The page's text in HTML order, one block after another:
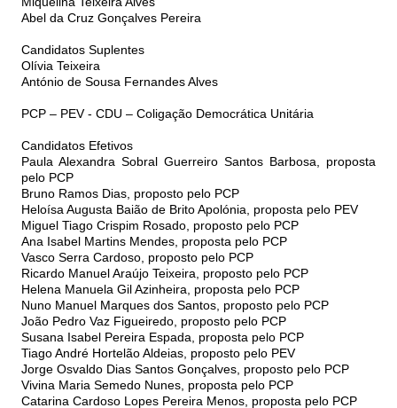
Abel da Cruz Gonçalves Pereira
Candidatos Suplentes
Olívia Teixeira
António de Sousa Fernandes Alves
PCP – PEV - CDU – Coligação Democrática Unitária
Candidatos Efetivos
Paula Alexandra Sobral Guerreiro Santos Barbosa, proposta
pelo PCP
Bruno Ramos Dias, proposto pelo PCP
Heloísa Augusta Baião de Brito Apolónia, proposta pelo PEV
Miguel Tiago Crispim Rosado, proposto pelo PCP
Ana Isabel Martins Mendes, proposta pelo PCP
Vasco Serra Cardoso, proposto pelo PCP
Ricardo Manuel Araújo Teixeira, proposto pelo PCP
Helena Manuela Gil Azinheira, proposta pelo PCP
Nuno Manuel Marques dos Santos, proposto pelo PCP
João Pedro Vaz Figueiredo, proposto pelo PCP
Susana Isabel Pereira Espada, proposta pelo PCP
Tiago André Hortelão Aldeias, proposto pelo PEV
Jorge Osvaldo Dias Santos Gonçalves, proposto pelo PCP
Vivina Maria Semedo Nunes, proposta pelo PCP
Catarina Cardoso Lopes Pereira Menos, proposta pelo PCP